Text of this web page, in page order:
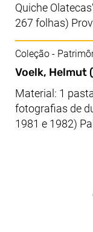
Quiche
267 folhas)
Voelk, Helmut
Coleção -
Material: 1
fotografias de
1981 e 1982)